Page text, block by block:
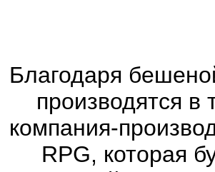
Благодаря
производятся
компания-
RPG, которая